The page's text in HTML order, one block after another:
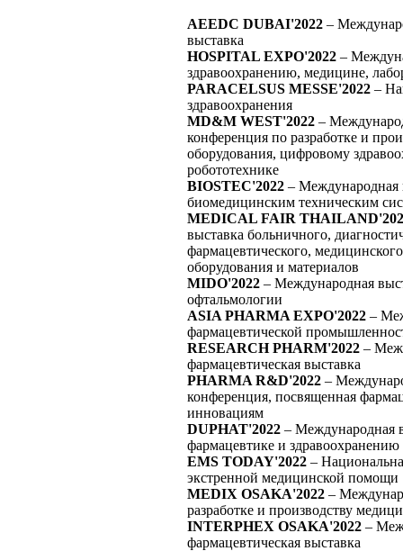
AEEDC DUBAI'2022 –
выставка
HOSPITAL EXPO'2022 –
здравоохранению, медицине,
PARACELSUS MESSE'2022 –
здравоохранения
MD&M WEST'2022 –
конференция по разработке и
оборудования, цифровому
робототехнике
BIOSTEC'2022 – Международная
биомедицинским техническим
MEDICAL FAIR
выставка больничного,
фармацевтического,
оборудования и материалов
MIDO'2022 – Международная
офтальмологии
ASIA PHARMA EXPO'2022 –
фармацевтической
RESEARCH PHARM'2022 –
фармацевтическая выставка
PHARMA R&D'2022 –
конференция, посвященная
инновациям
DUPHAT'2022 – Международная
фармацевтике и здравоохранению
EMS TODAY'2022 –
экстренной медицинской помощи
MEDIX OSAKA'2022 –
разработке и производству
INTERPHEX OSAKA'2022 –
фармацевтическая выставка